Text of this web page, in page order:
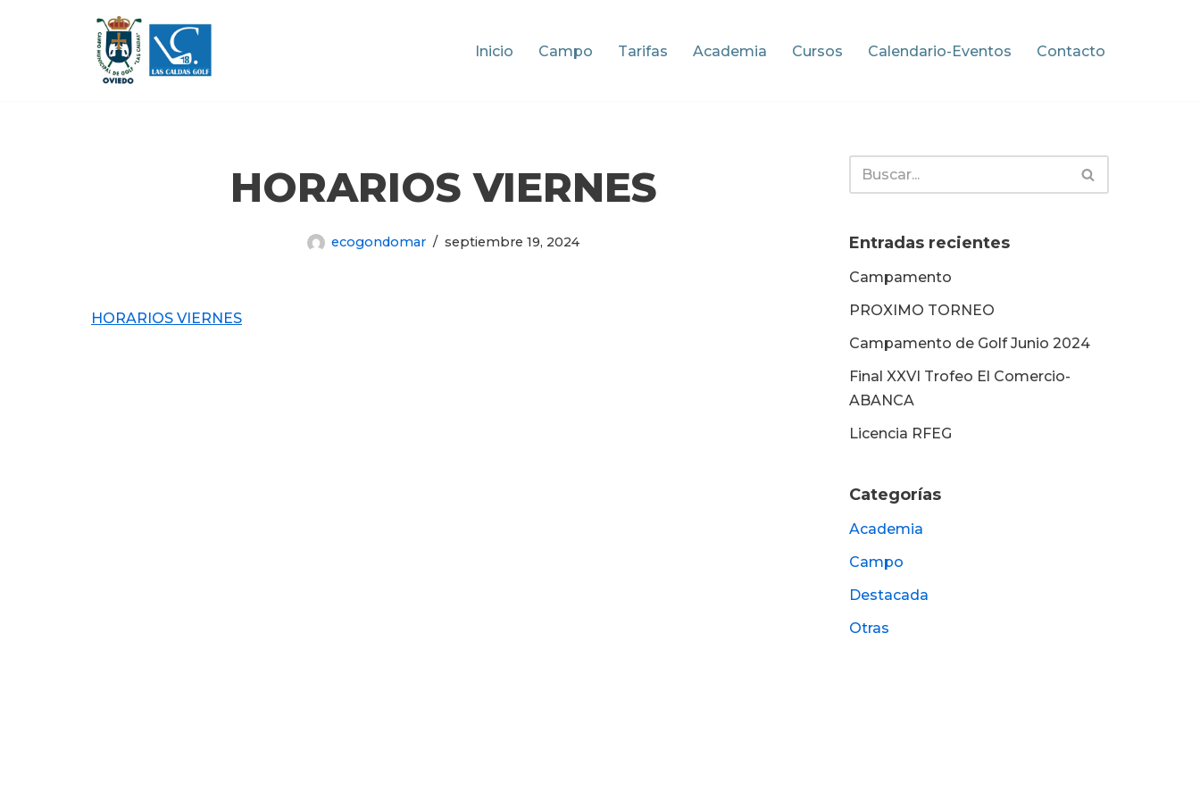
Inicio Campo Tarifas Academia Cursos Calendario-Eventos Contacto
HORARIOS VIERNES
ecogondomar septiembre 19, 2024
HORARIOS VIERNES
Entradas recientes
Campamento
PROXIMO TORNEO
Campamento de Golf Junio 2024
Final XXVI Trofeo El Comercio-
ABANCA
Licencia RFEG
Categorías
Academia
Campo
Destacada
Otras